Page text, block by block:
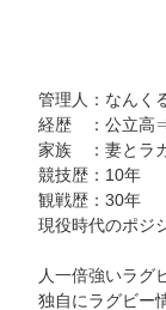
管理人：なんく
経歴 ：公立高⇒
家族 ：妻とラ
競技歴：10年
観戦歴：30年
現役時代のポジ
人一倍強いラグ
独自にラグビー